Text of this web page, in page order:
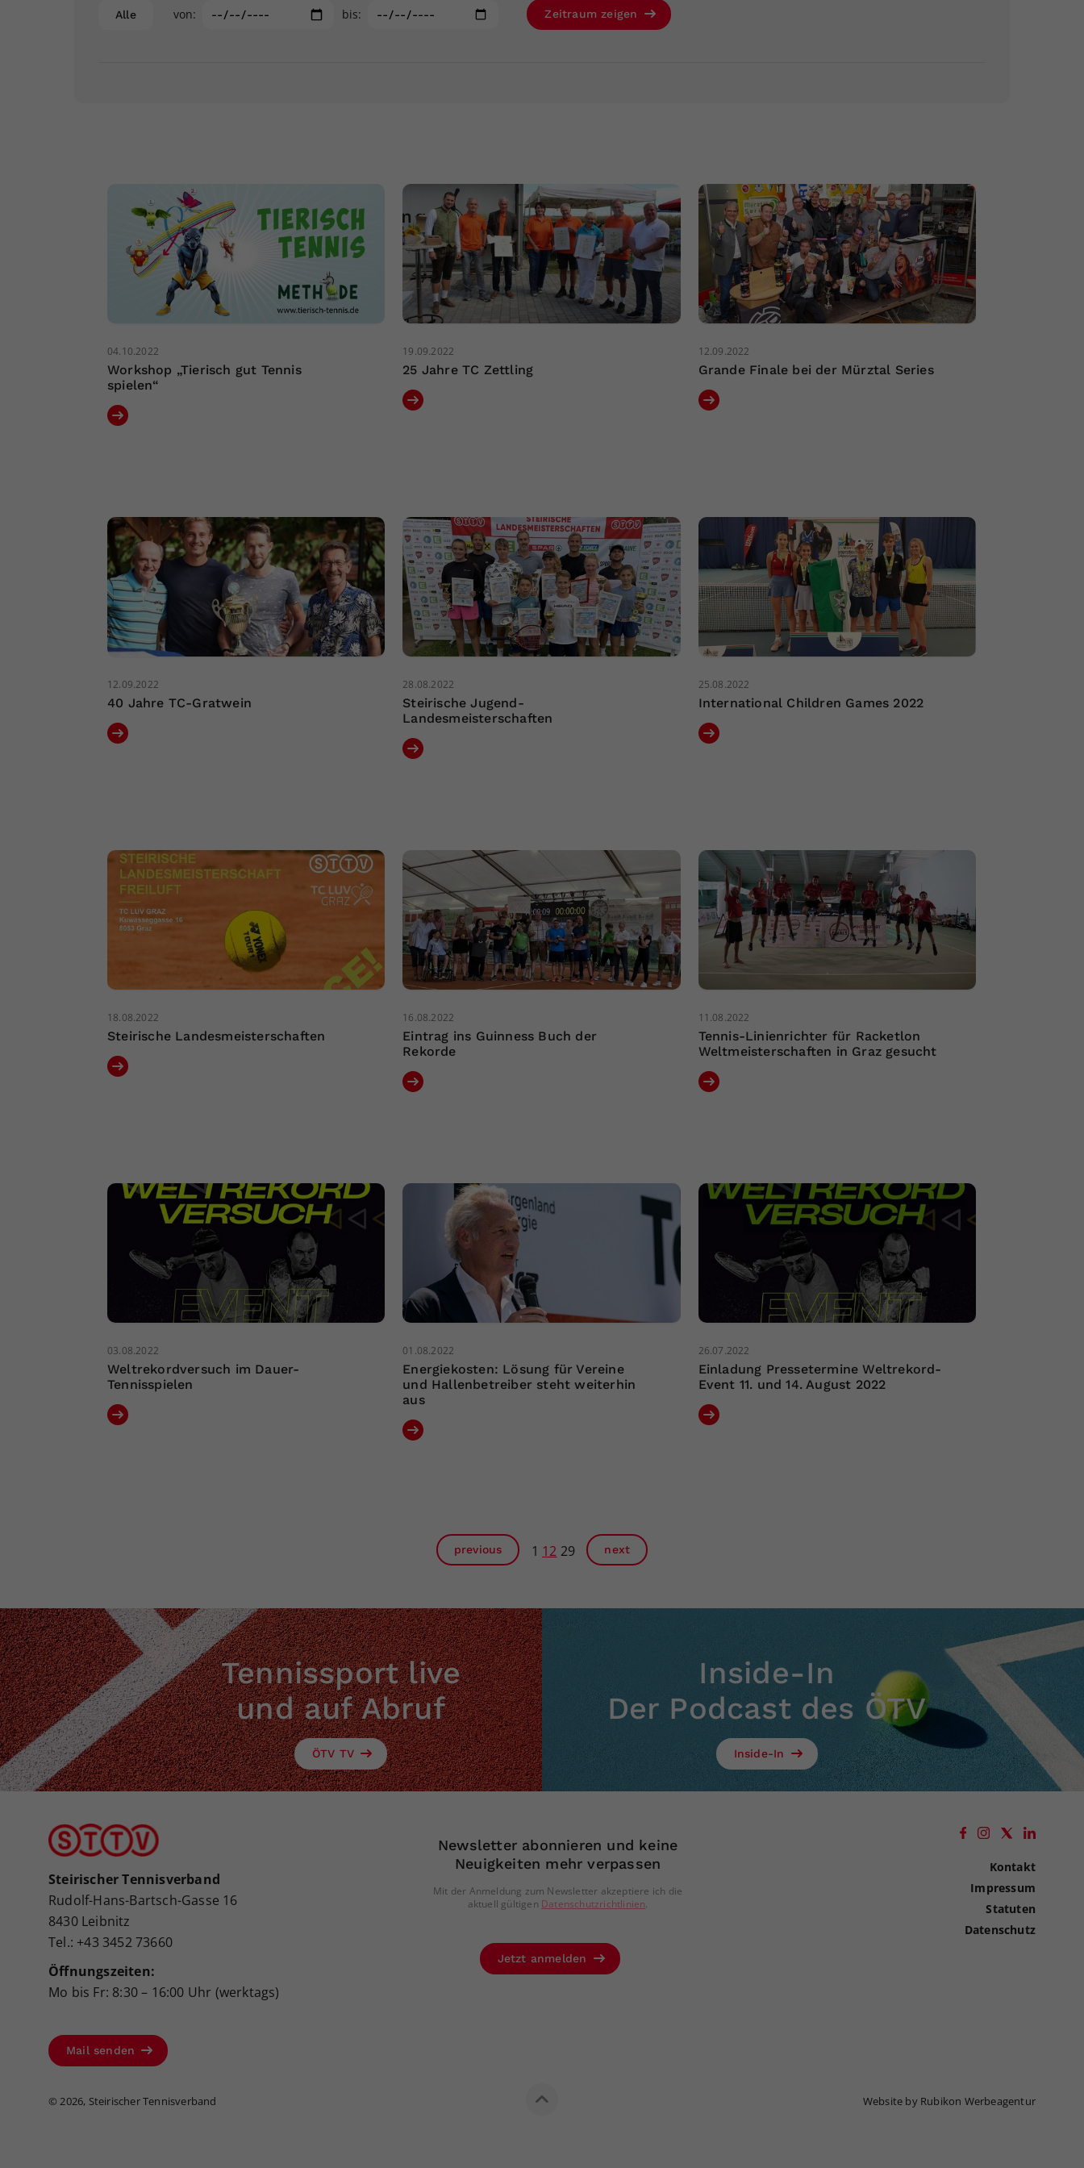
Alle von: bis: Zeitraum zeigen
04.10.2022
Workshop „Tierisch gut Tennis
spielen“
19.09.2022
25 Jahre TC Zettling
12.09.2022
Grande Finale bei der Mürztal Series
12.09.2022
40 Jahre TC-Gratwein
28.08.2022
Steirische Jugend-
Landesmeisterschaften
25.08.2022
International Children Games 2022
18.08.2022
Steirische Landesmeisterschaften
16.08.2022
Eintrag ins Guinness Buch der
Rekorde
11.08.2022
Tennis-Linienrichter für Racketlon
Weltmeisterschaften in Graz gesucht
03.08.2022
Weltrekordversuch im Dauer-
Tennisspielen
01.08.2022
Energiekosten: Lösung für Vereine
und Hallenbetreiber steht weiterhin
aus
26.07.2022
Einladung Pressetermine Weltrekord-
Event 11. und 14. August 2022
previous 1 12 29 next
Tennissport live
und auf Abruf
ÖTV TV
Inside-In
Der Podcast des ÖTV
Inside-In
Steirischer Tennisverband
Rudolf-Hans-Bartsch-Gasse 16
8430 Leibnitz
Tel.: +43 3452 73660
Öffnungszeiten:
Mo bis Fr: 8:30 – 16:00 Uhr (werktags)
Mail senden
Newsletter abonnieren und keine
Neuigkeiten mehr verpassen
Mit der Anmeldung zum Newsletter akzeptiere ich die
aktuell gültigen Datenschutzrichtlinien.
Jetzt anmelden
Kontakt
Impressum
Statuten
Datenschutz
©2026, Steirischer Tennisverband Website by Rubikon Werbeagentur
Ihrer vorgenommen Einstellungen, falls der